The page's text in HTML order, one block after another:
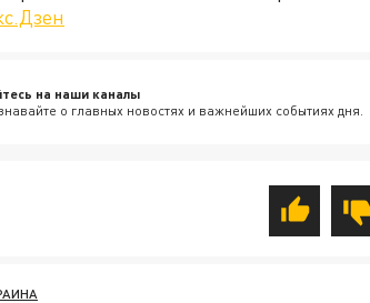
на наши каналы
о главных новостях и важнейших событиях дня.